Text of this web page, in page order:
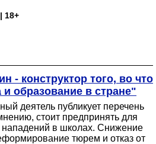
18+
- конструктор того, во что
и образование в стране"
деятель публикует перечень
стоит предпринять для
в школах. Снижение
тюрем и отказ от